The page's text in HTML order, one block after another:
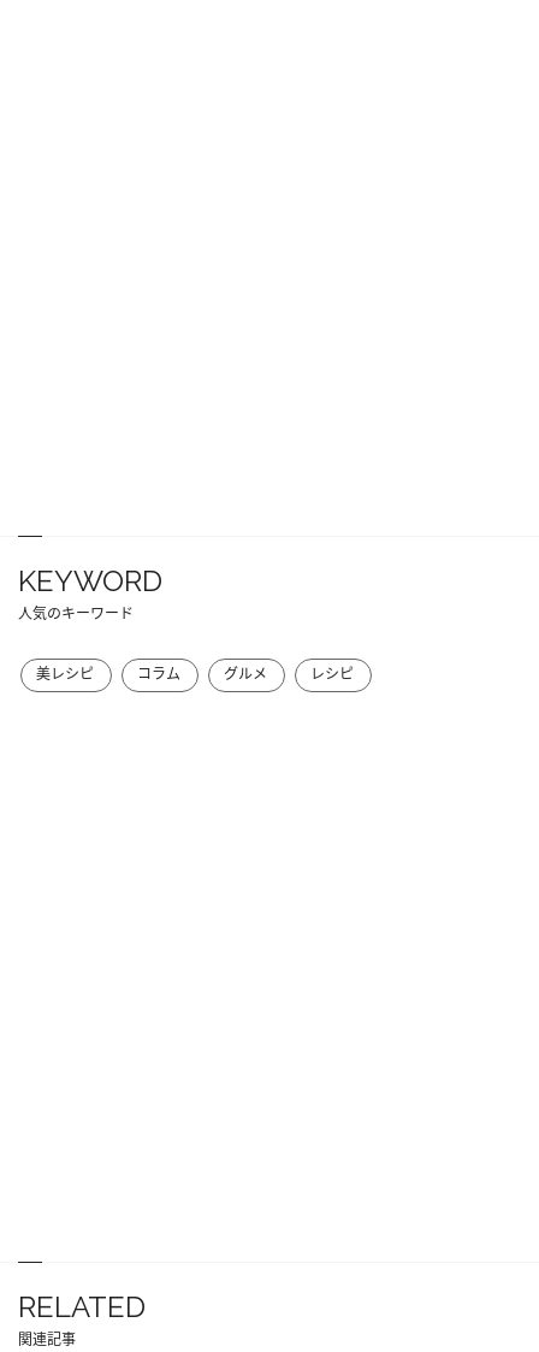
KEYWORD
人気のキーワード
美レシピ コラム グルメ レシピ
RELATED
関連記事